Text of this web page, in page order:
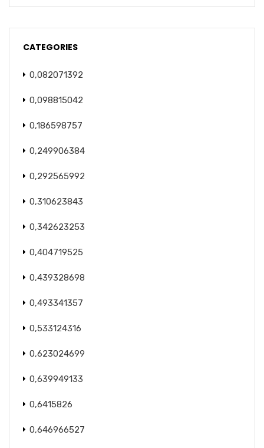
CATEGORIES
0,082071392
0,098815042
0,186598757
0,249906384
0,292565992
0,310623843
0,342623253
0,404719525
0,439328698
0,493341357
0,533124316
0,623024699
0,639949133
0,6415826
0,646966527